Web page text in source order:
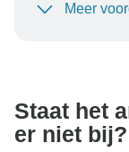
Om uw
Meer
Staat het
er niet bij?